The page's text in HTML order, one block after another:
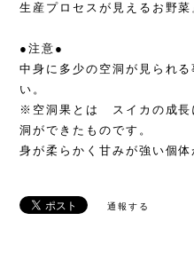
生産プロセスが見えるお野菜
●注意●
中身に多少の空洞が見られ
い。
※空洞果とは スイカの成長
洞ができたものです。
身が柔らかく甘みが強い個体
通報する